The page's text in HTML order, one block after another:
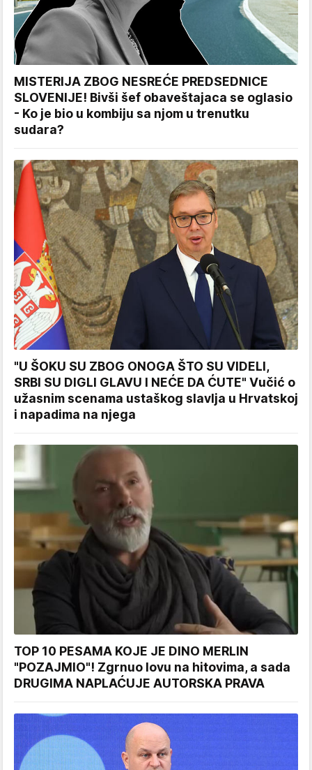
MISTERIJA ZBOG NESREĆE PREDSEDNICE
SLOVENIJE! Bivši šef obaveštajaca se oglasio
- Ko je bio u kombiju sa njom u trenutku
sudara?
"U ŠOKU SU ZBOG ONOGA ŠTO SU VIDELI,
SRBI SU DIGLI GLAVU I NEĆE DA ĆUTE" Vučić o
užasnim scenama ustaškog slavlja u Hrvatskoj
i napadima na njega
TOP 10 PESAMA KOJE JE DINO MERLIN
"POZAJMIO"! Zgrnuo lovu na hitovima, a sada
DRUGIMA NAPLAĆUJE AUTORSKA PRAVA